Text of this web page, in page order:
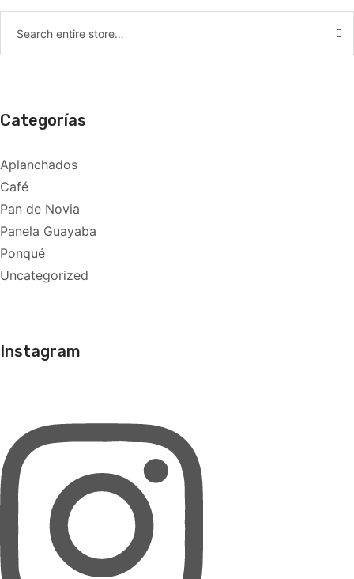
Categorías
Aplanchados
Café
Pan de Novia
Panela Guayaba
Ponqué
Uncategorized
Instagram